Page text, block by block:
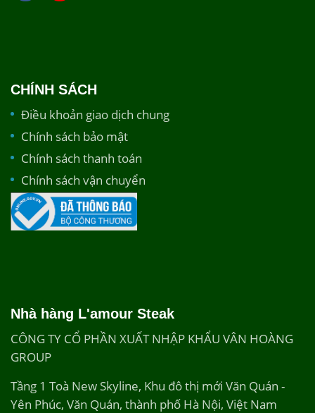
CHÍNH SÁCH
Điều khoản giao dịch chung
Chính sách bảo mật
Chính sách thanh toán
Chính sách vận chuyển
Nhà hàng L'amour Steak
CÔNG TY CỔ PHẦN XUẤT NHẬP KHẨU VÂN HOÀNG
GROUP
Tầng 1 Toà New Skyline, Khu đô thị mới Văn Quán -
Yên Phúc, Văn Quán, thành phố Hà Nội, Việt Nam